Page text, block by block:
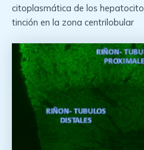
citoplasmática de los
tinción en la zona centrilobular